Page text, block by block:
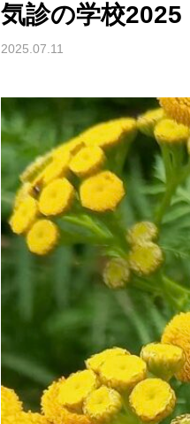
気診の学校2025
2025.07.11